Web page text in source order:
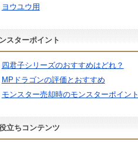
ヨウユウ用
スターポイント
四君子シリーズのおすすめはどれ？
MPドラゴンの評価とおすすめ
モンスター売却時のモンスターポイント
立ちコンテンツ